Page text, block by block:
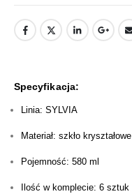
Specyfikacja:
Linia: SYLVIA
Materiał: szkło kryształowe
Pojemność: 580 ml
Ilość w komplecie: 6 sztuk